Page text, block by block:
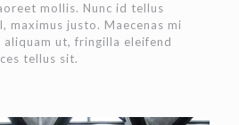
mollis. Nunc id tellus
maximus justo. Maecenas mi
ut, fringilla eleifend
tellus sit.